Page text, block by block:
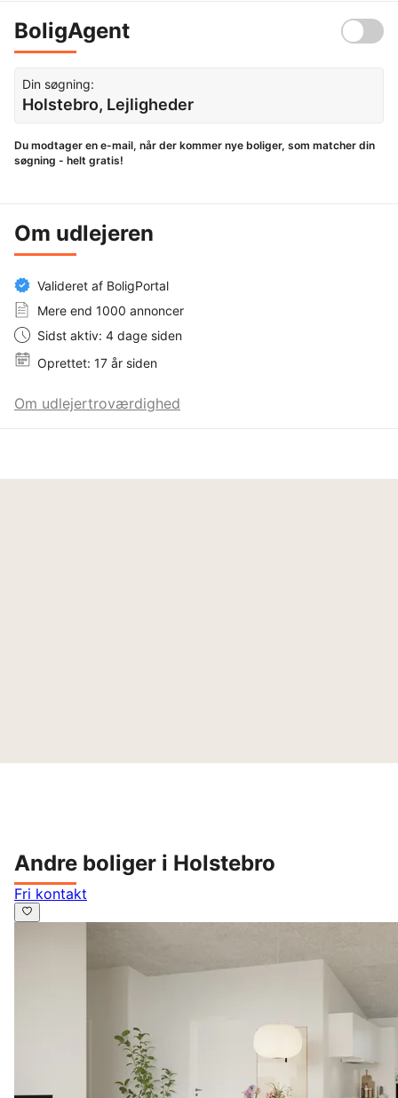
BoligAgent
Din søgning:
Holstebro, Lejligheder
Du modtager en e-mail, når der kommer nye boliger, som matcher din
søgning - helt gratis!
Om udlejeren
Valideret af BoligPortal
Mere end 1000 annoncer
Sidst aktiv: 4 dage siden
Oprettet: 17 år siden
Om udlejertroværdighed
Andre boliger i Holstebro
Fri kontakt